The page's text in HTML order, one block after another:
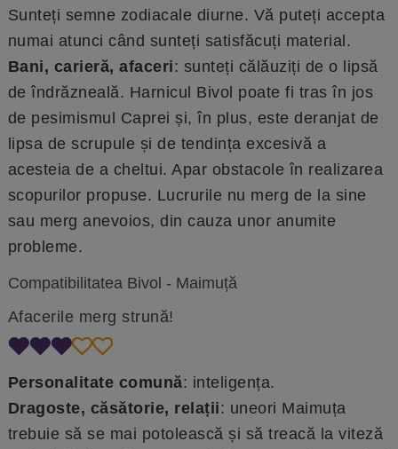
Sunteți semne zodiacale diurne. Vă puteți accepta
numai atunci când sunteți satisfăcuți material.
Bani, carieră, afaceri: sunteți călăuziți de o lipsă
de îndrăzneală. Harnicul Bivol poate fi tras în jos
de pesimismul Caprei și, în plus, este deranjat de
lipsa de scrupule și de tendința excesivă a
acesteia de a cheltui. Apar obstacole în realizarea
scopurilor propuse. Lucrurile nu merg de la sine
sau merg anevoios, din cauza unor anumite
probleme.
Compatibilitatea Bivol - Maimuță
Afacerile merg strună!
Personalitate comună: inteligența.
Dragoste, căsătorie, relații: uneori Maimuța
trebuie să se mai potolească și să treacă la viteză